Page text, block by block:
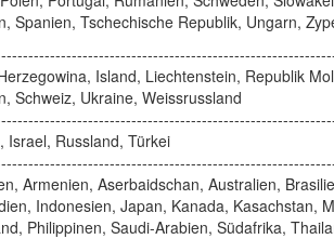
Spanien, Tschechische Republik, Ungarn,
Island, Liechtenstein, Republik
Schweiz, Ukraine, Weissrussland
Israel, Russland, Türkei
Armenien, Aserbaidschan, Australien,
Indonesien, Japan, Kanada, Kasachstan,
Philippinen, Saudi-Arabien, Südafrika,